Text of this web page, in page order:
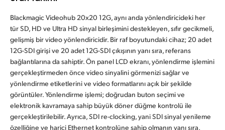
Germany
Hong Kong SAR, China
India
Italy
Blackmagic Videohub 20x20 12G, aynı anda yönlendiricideki her
tür SD, HD ve Ultra HD sinyal birleşimini destekleyen, sıfır gecikmeli,
gelişmiş bir video yönlendiricidir. Bir raf boyutundaki cihaz; 20 adet
12G-SDI girişi ve 20 adet 12G-SDI çıkışının yanı sıra, referans
bağlantılarına da sahiptir. Ön panel LCD ekranı, yönlendirme işlemini
gerçekleştirmeden önce video sinyalini görmenizi sağlar ve
yönlendirme etiketlerini ve video formatlarını açık bir şekilde
görüntüler. Yönlendirme işlemi; doğrudan buton seçimi ve
elektronik kavramaya sahip büyük döner düğme kontrolü ile
gerçekleştirilebilir. Ayrıca, SDI re-clocking, yani SDI sinyal yenileme
özelliğine ve harici Ethernet kontrolüne sahip olmanın yanı sıra,